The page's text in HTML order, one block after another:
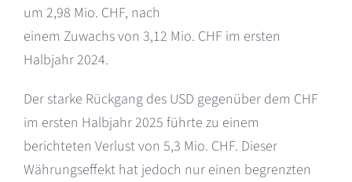
um 2,98 Mio. CHF, nach
einem Zuwachs von 3,12 Mio. CHF im ersten
Halbjahr 2024.
Der starke Rückgang des USD gegenüber dem CHF
im ersten Halbjahr 2025 führte zu einem
berichteten Verlust von 5,3 Mio. CHF. Dieser
Währungseffekt hat jedoch nur einen begrenzten